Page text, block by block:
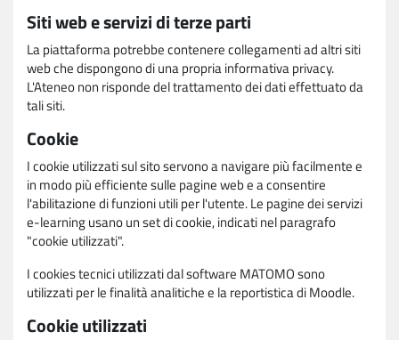
Siti web e servizi di terze parti
La piattaforma potrebbe contenere collegamenti ad altri siti
web che dispongono di una propria informativa privacy.
L'Ateneo non risponde del trattamento dei dati effettuato da
tali siti.
Cookie
I cookie utilizzati sul sito servono a navigare più facilmente e
in modo più efficiente sulle pagine web e a consentire
l'abilitazione di funzioni utili per l'utente. Le pagine dei servizi
e-learning usano un set di cookie, indicati nel paragrafo
"cookie utilizzati".
I cookies tecnici utilizzati dal software MATOMO sono
utilizzati per le finalità analitiche e la reportistica di Moodle.
Cookie utilizzati